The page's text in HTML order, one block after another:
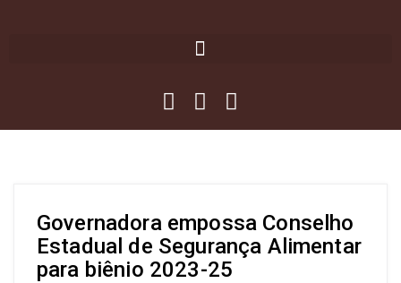
Governadora empossa Conselho
Estadual de Segurança Alimentar
para biênio 2023-25